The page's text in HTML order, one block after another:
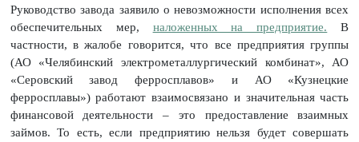
Руководство завода заявило о невозможности исполнения всех
обеспечительных мер, наложенных на предприятие. В
частности, в жалобе говорится, что все предприятия группы
(АО «Челябинский электрометаллургический комбинат», АО
«Серовский завод ферросплавов» и АО «Кузнецкие
ферросплавы») работают взаимосвязано и значительная часть
финансовой деятельности – это предоставление взаимных
займов. То есть, если предприятию нельзя будет совершать